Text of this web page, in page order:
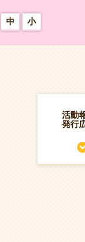
中 小
活動
発行